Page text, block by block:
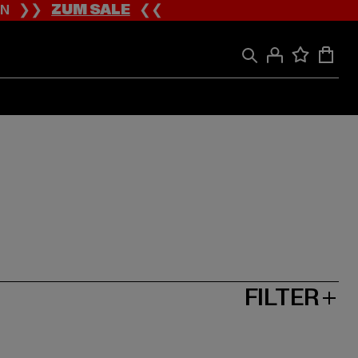
❯❯ZUM SALE❮❮
FILTER